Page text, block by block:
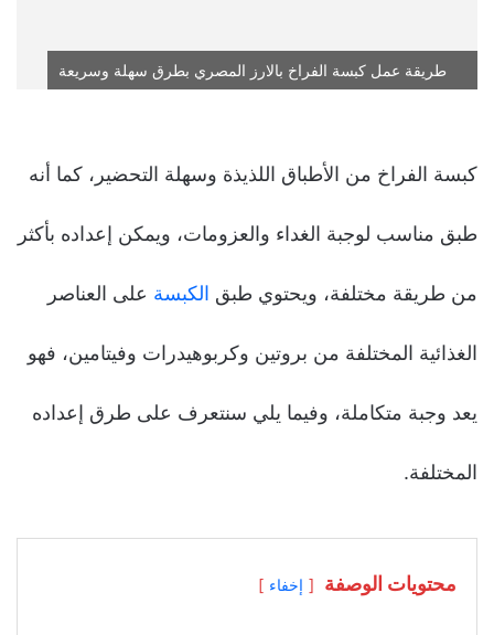
طريقة عمل كبسة الفراخ بالارز المصري بطرق سهلة وسريعة
كبسة الفراخ من الأطباق اللذيذة وسهلة التحضير، كما أنه
طبق مناسب لوجبة الغداء والعزومات، ويمكن إعداده بأكثر
من طريقة مختلفة، ويحتوي طبق الكبسة على العناصر
الغذائية المختلفة من بروتين وكربوهيدرات وفيتامين، فهو
يعد وجبة متكاملة، وفيما يلي سنتعرف على طرق إعداده
المختلفة.
محتويات الوصفة إخفاء